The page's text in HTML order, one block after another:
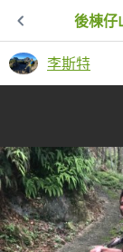
後棟仔
李斯特